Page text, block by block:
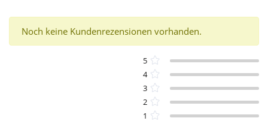
Noch keine Kundenrezensionen vorhanden.
5
4
3
2
1